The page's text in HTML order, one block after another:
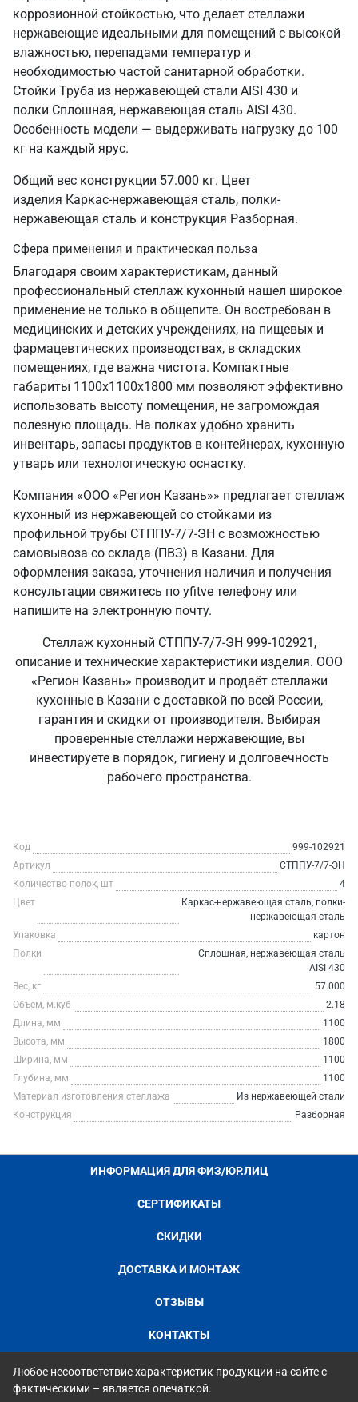
коррозионной стойкостью, что делает стеллажи
нержавеющие идеальными для помещений с высокой
влажностью, перепадами температур и
необходимостью частой санитарной обработки.
Стойки Труба из нержавеющей стали AISI 430 и
полки Сплошная, нержавеющая сталь AISI 430.
Особенность модели — выдерживать нагрузку до 100
кг на каждый ярус.
Общий вес конструкции 57.000 кг. Цвет
изделия Каркас-нержавеющая сталь, полки-
нержавеющая сталь и конструкция Разборная.
Сфера применения и практическая польза
Благодаря своим характеристикам, данный
профессиональный стеллаж кухонный нашел широкое
применение не только в общепите. Он востребован в
медицинских и детских учреждениях, на пищевых и
фармацевтических производствах, в складских
помещениях, где важна чистота. Компактные
габариты 1100х1100х1800 мм позволяют эффективно
использовать высоту помещения, не загромождая
полезную площадь. На полках удобно хранить
инвентарь, запасы продуктов в контейнерах, кухонную
утварь или технологическую оснастку.
Компания «ООО «Регион Казань»» предлагает стеллаж
кухонный из нержавеющей со стойками из
профильной трубы СТППУ-7/7-ЭН с возможностью
самовывоза со склада (ПВЗ) в Казани. Для
оформления заказа, уточнения наличия и получения
консультации свяжитесь по yfitve телефону или
напишите на электронную почту.
Стеллаж кухонный СТППУ-7/7-ЭН 999-102921,
описание и технические характеристики изделия. ООО
«Регион Казань» производит и продаёт стеллажи
кухонные в Казани с доставкой по всей России,
гарантия и скидки от производителя. Выбирая
проверенные стеллажи нержавеющие, вы
инвестируете в порядок, гигиену и долговечность
рабочего пространства.
Код
999-102921
Артикул
СТППУ-7/7-ЭН
Количество полок, шт
4
Цвет
Каркас-нержавеющая сталь, полки-
нержавеющая сталь
Упаковка
картон
Полки
Сплошная, нержавеющая сталь
AISI 430
Вес, кг
57.000
Объем, м.куб
2.18
Длина, мм
1100
Высота, мм
1800
Ширина, мм
1100
Глубина, мм
1100
Материал изготовления стеллажа
Из нержавеющей стали
Конструкция
Разборная
ИНФОРМАЦИЯ ДЛЯ ФИЗ/ЮР.ЛИЦ
СЕРТИФИКАТЫ
СКИДКИ
ДОСТАВКА И МОНТАЖ
ОТЗЫВЫ
КОНТАКТЫ
Любое несоответствие характеристик продукции на сайте с
фактическими – является опечаткой.